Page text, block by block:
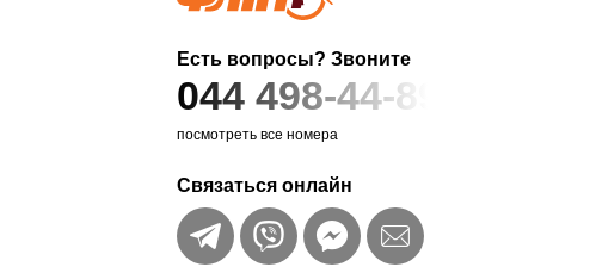
Есть вопросы? Звоните
044 498-44-89
посмотреть все номера
Связаться онлайн